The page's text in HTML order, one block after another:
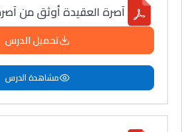
آصرة العقيدة أوثق من
تحميل الدرس
مشاهدة الدرس